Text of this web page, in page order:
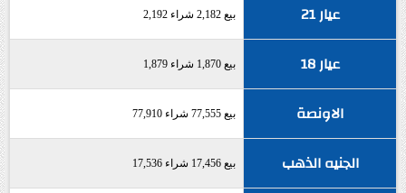
عيار 21 بيع 2,182 شراء 2,192
عيار 18 بيع 1,870 شراء 1,879
الاونصة بيع 77,555 شراء 77,910
الجنيه الذهب بيع 17,456 شراء 17,536